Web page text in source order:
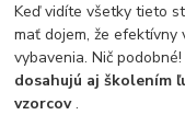
Keď vidíte všetky tieto
mať dojem, že efektívny
vybavenia. Nič
dosahujú aj školením
vzorcov.